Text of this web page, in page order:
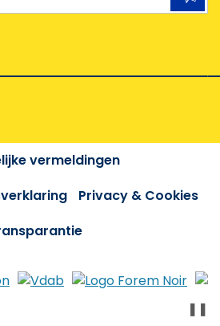
vermeldingen
Privacy & Cookies
❚❚